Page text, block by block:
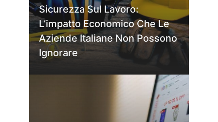
Sicurezza Sul Lavoro:
L’impatto Economico Che Le
Aziende Italiane Non Possono
Ignorare